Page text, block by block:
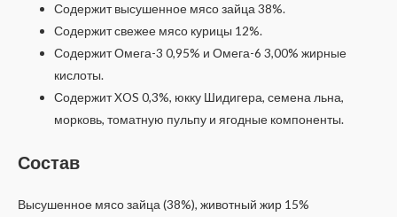
Содержит высушенное мясо зайца 38%.
Содержит свежее мясо курицы 12%.
Содержит Омега-3 0,95% и Омега-6 3,00% жирные
кислоты.
Содержит XOS 0,3%, юкку Шидигера, семена льна,
морковь, томатную пульпу и ягодные компоненты.
Состав
Высушенное мясо зайца (38%), животный жир 15%